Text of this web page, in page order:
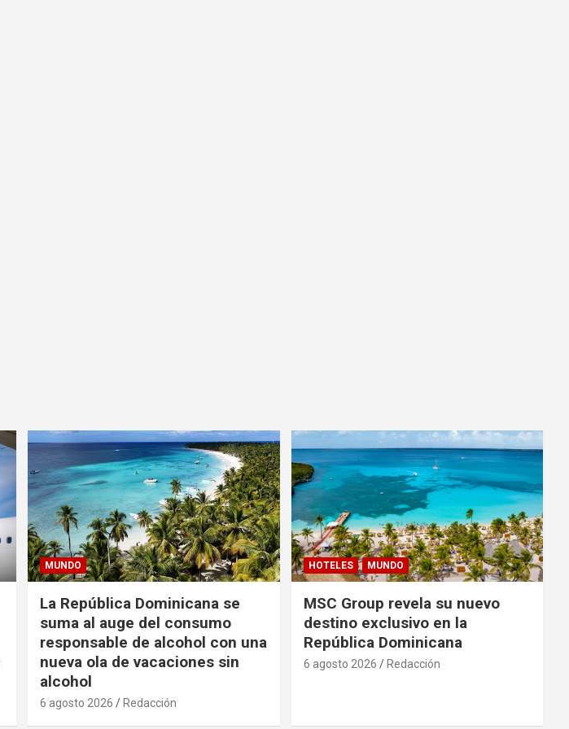
MUNDO
La República Dominicana se
suma al auge del consumo
responsable de alcohol con una
nueva ola de vacaciones sin
alcohol
6 agosto 2026 Redacción
HOTELES MUNDO
MSC Group revela su nuevo
destino exclusivo en la
República Dominicana
6 agosto 2026 Redacción